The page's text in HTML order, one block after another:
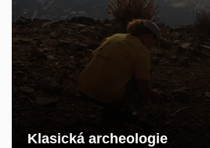
Klasická archeologie